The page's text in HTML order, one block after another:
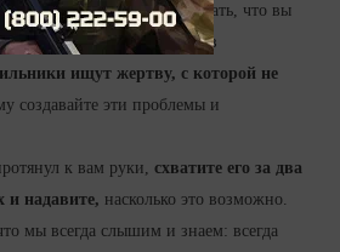
болезненный. Можно подумать, что вы
ударить вас сильнее, но, в
ищут жертву, с которой не
создавайте эти проблемы и
к вам руки, схватите его за два
и надавите, насколько это возможно.
мы всегда слышим и знаем: всегда